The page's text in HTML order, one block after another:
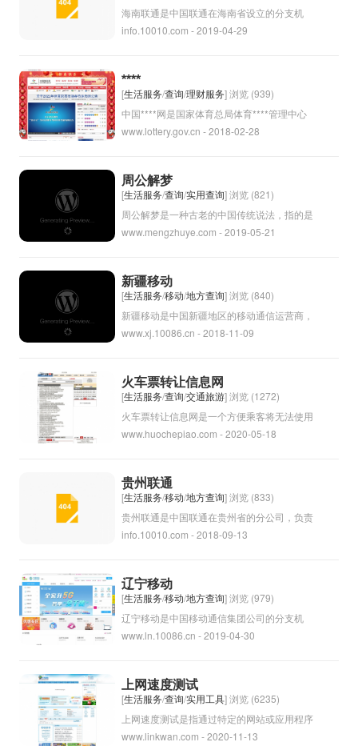
用户可以快速方便地了解公交线路，选择合适
的出行方案。
海南联通是中国联通在海南省设立的分支机
构，为当地居民和企业提供固定电话、移动电
于提供高质量的网络和服务，满足客户的通讯
需求。
info.10010.com - 2019-04-29
****
[生活服务/查询/理财服务] 浏览 (939)
中国****网是国家体育总局体育****管理中心
官方网站,提供中国体育****开奖直播、***、7
游戏相关内容。
www.lottery.gov.cn - 2018-02-28
周公解梦
[生活服务/查询/实用查询] 浏览 (821)
周公解梦是一种古老的中国传统说法，指的是
根据周公吕奇所著的《梦书》来解释梦境中所
一个梦境中的人、事、物都代表着一种特定的
含义，可以预示着人事的变化、未来的命运
等。因此，人们在做梦后可以通过《梦书》中
的解释来探索梦境的含义，看看梦中的信息是
梦境的解释方式有所不同，但周公解梦仍然是
一种有趣的文化现象，可以帮助人们了解自己
内心深处的期望和恐惧。
www.mengzhuye.com - 2019-05-21
新疆移动
[生活服务/移动/地方查询] 浏览 (840)
新疆移动是中国新疆地区的移动通信运营商，
提供手机通信服务和数据业务。作为中国移动
提供高品质的通信服务。其服务范围覆盖新疆
地区各个城市和乡村，为用户提供通话、短
信、上网等多种服务。
www.xj.10086.cn - 2018-11-09
火车票转让信息网
[生活服务/查询/交通旅游] 浏览 (1272)
火车票转让信息网是一个方便乘客将无法使用
的火车票转让给其他乘客的平台。在这个网站
他乘客可以浏览并购买这些转让的火车票。这
样可以避免浪费和损失，并为有需要的乘客提
供便利。
www.huochepiao.com - 2020-05-18
贵州联通
[生活服务/移动/地方查询] 浏览 (833)
贵州联通是中国联通在贵州省的分公司，负责
提供通信服务和网络服务。北方联通成立于
州省的主要运营商之一。它提供手机、固定电
话、宽带等通讯服务，致力于为广大用户提供
优质的通讯服务。
info.10010.com - 2018-09-13
辽宁移动
[生活服务/移动/地方查询] 浏览 (979)
辽宁移动是中国移动通信集团公司的分支机
构，负责在辽宁省地区提供移动通信服务。它
拥有广泛的网络覆盖和服务网络。辽宁移动提
供包括手机、宽带和数据服务等各种通信产
品，为当地居民和企业提供便捷高效的通讯服
务。
www.ln.10086.cn - 2019-04-30
上网速度测试
[生活服务/查询/实用工具] 浏览 (6235)
上网速度测试是指通过特定的网站或应用程序
来测试用户的网络连接速度。通常包括测量下
www.linkwan.com - 2020-11-13